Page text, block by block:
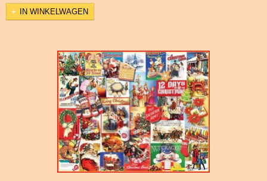
IN WINKELWAGEN